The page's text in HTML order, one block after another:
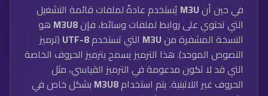
في حين أنM3U يُستخدم عادةً لملفات قائمة التشغيل
التي تحتوي على روابط لملفات وسائط، فإنM3U8 هو
النسخة المشفرة منM3U التي تستخدمUTF-8 (ترميز
النصوص الموحد). هذا الترميز يسمح بترميز الحروف الخاصة
التي قد لا تكون مدعومة في الترميز القياسي، مثل
الحروف غير اللاتينية. يتم استخدامM3U8 بشكل خاص في